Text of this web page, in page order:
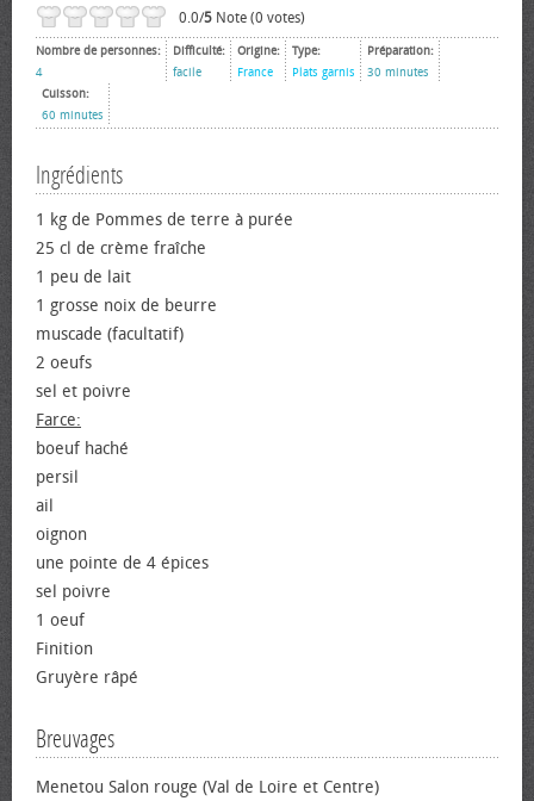
0.0/5 Note (0 votes)
Nombre de personnes:
4
Difficulté:
facile
Origine:
France
Type:
Plats garnis
Préparation:
30 minutes
Cuisson:
60 minutes
Ingrédients
1 kg de Pommes de terre à purée
25 cl de crème fraîche
1 peu de lait
1 grosse noix de beurre
muscade (facultatif)
2 œufs
sel et poivre
Farce:
bœuf haché
persil
ail
oignon
une pointe de 4 épices
sel poivre
1 œuf
Finition
Gruyère râpé
Breuvages
Menetou Salon rouge (Val de Loire et Centre)